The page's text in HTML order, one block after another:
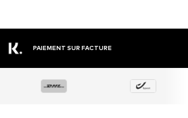
PAIEMENT SUR FACTURE